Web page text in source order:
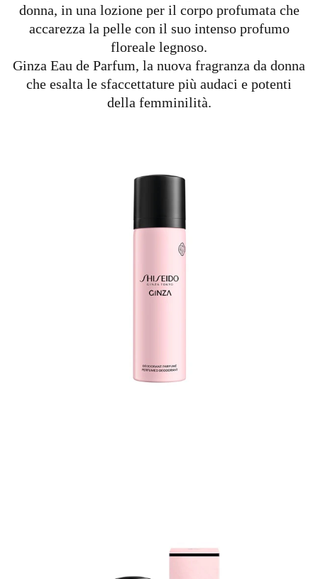
donna, in una lozione per il corpo profumata che
accarezza la pelle con il suo intenso profumo
floreale legnoso.
Ginza Eau de Parfum, la nuova fragranza da donna
che esalta le sfaccettature più audaci e potenti
della femminilità.